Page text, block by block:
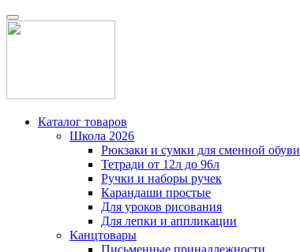
Каталог товаров
Школа 2026
Рюкзаки и сумки для сменной обуви
Тетради от 12л до 96л
Ручки и наборы ручек
Карандаши простые
Для уроков рисования
Для лепки и аппликации
Канцтовары
Письменные принадлежности